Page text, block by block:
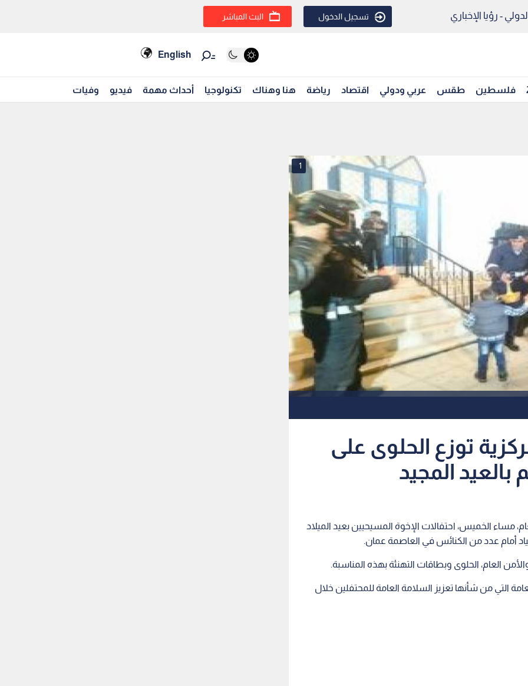
- رؤيا الإخباري تسجيل الدخول البث المباشر
English
فلسطين طقس عربي ودولي اقتصاد رياضة هنا وهناك تكنولوجيا أحداث مهمة فيديو وفيات
1
توزع الحلوى على
بالعيد المجيد
مساء الخميس، احتفالات الإخوة المسيحيين بعيد الميلاد
أمام عدد من الكنائس في العاصمة عمان.
العام، الحلوى وبطاقات التهنئة بهذه المناسبة.
التي من شأنها تعزيز السلامة العامة للمحتفلين خلال